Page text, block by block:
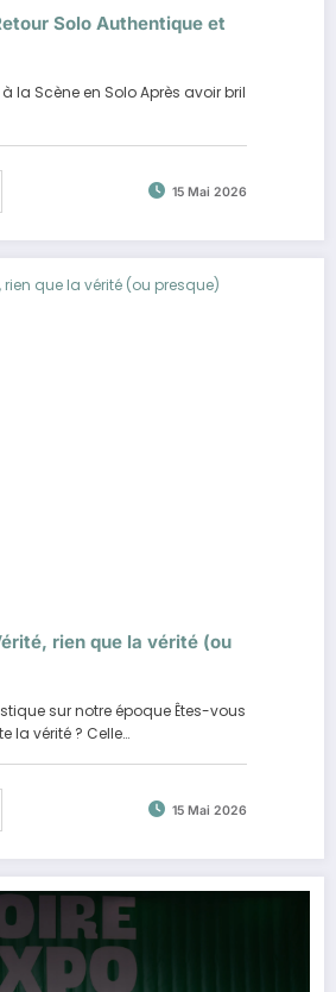
Solo Authentique et
la Scène en Solo Après avoir bril
15 Mai 2026
rien que la vérité (ou
sur notre époque Êtes-vous
la vérité ? Celle…
15 Mai 2026